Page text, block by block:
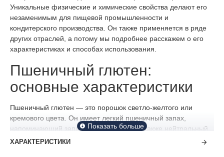
Уникальные физические и химические свойства делают его
незаменимым для пищевой промышленности и
кондитерского производства. Он также применяется в ряде
других отраслей, а потому мы подробнее расскажем о его
характеристиках и способах использования.
Пшеничный глютен:
основные характеристики
Пшеничный глютен — это порошок светло-желтого или
кремового цвета. Он имеет легкий пшеничный запах,
напоминающий запах теста или муки, а также нейтральный
вкус. Эти свойства клейковины позволяют использовать её
ХАРАКТЕРИСТИКИ